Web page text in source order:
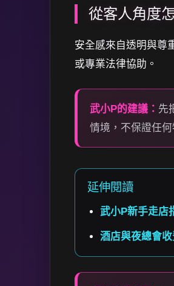
從客人角度
安全感來自透明與尊
或專業法律協助。
武小P的建議： 先
情境，不保證任
延伸閱讀
武小P新手走店
酒店與夜總會